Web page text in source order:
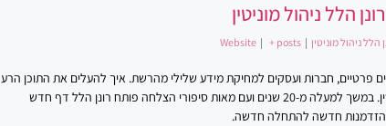
רונן הלל ניהול מוניטין
הלל ניהול מוניטין |
Website | + posts
פרטיים, חברות ועסקים למחיקת מידע שלילי מהרשת. איך להעלים את התוכן הרע
מהאינטרנט. פתרונות יצירתיים. רונן הלל ניהול מוניטין. במשך למעלה מ-20 שנים ועם מאות סיפורי הצלחה פותח רונן הלל דף חדש
הזדמנות חדשה להתחלה חדשה.